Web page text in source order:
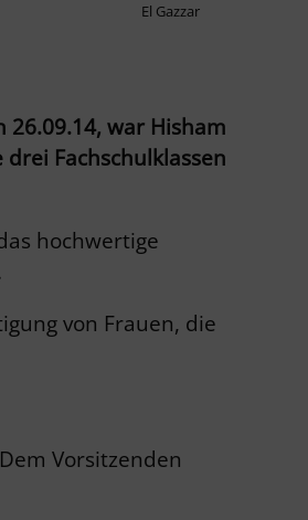
El Gazzar
26.09.14, war Hisham
Fachschulklassen
hochwertige
von Frauen, die
Vorsitzenden